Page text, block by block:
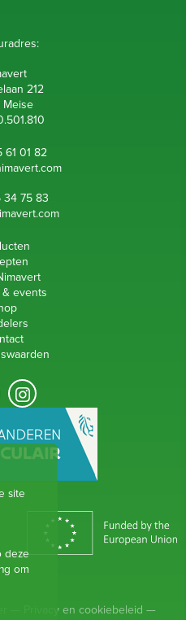
site
deze
om
212
Meise
61 01 82
om
34 75 83
om
events
Privacy en cookiebeleid —